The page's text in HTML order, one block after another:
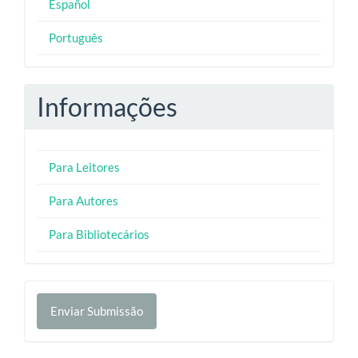
Español
Português
Informações
Para Leitores
Para Autores
Para Bibliotecários
Enviar
Submissão
Enviar Submissão